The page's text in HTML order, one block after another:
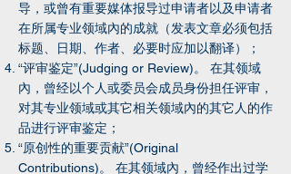
导，或曾有重要媒体报导过申请者以及申请者
在所属专业领域內的成就（发表文章必须包括
标题、日期、作者、必要时应加以翻译）；
“评审鉴定”(Judging or Review)。 在其领域
內，曾经以个人或委员会成员身份担任评审，
对其专业领域或其它相关领域內的其它人的作
品进行评审鉴定；
“原创性的重要贡献”(Original
Contributions)。 在其领域內，曾经作出过学